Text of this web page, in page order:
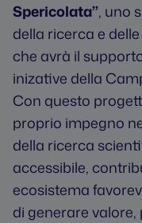
Spericolata”, uno
della ricerca e
che avrà il
inizative della
Con questo
proprio impegno
della ricerca
accessibile,
ecosistema
di generare